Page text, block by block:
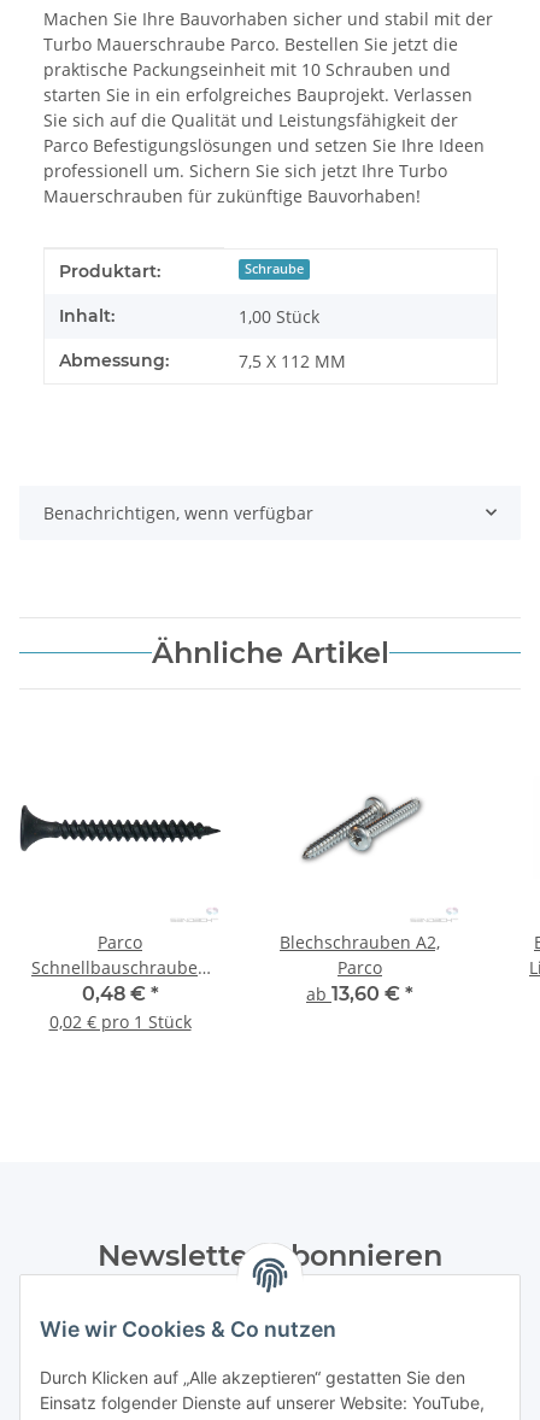
Wie wir Cookies & Co nutzen
Durch Klicken auf „Alle akzeptieren“ gestatten Sie den
Einsatz folgender Dienste auf unserer Website: YouTube,
Machen Sie Ihre Bauvorhaben sicher und stabil mit der
Turbo Mauerschraube Parco. Bestellen Sie jetzt die
praktische Packungseinheit mit 10 Schrauben und
starten Sie in ein erfolgreiches Bauprojekt. Verlassen
Sie sich auf die Qualität und Leistungsfähigkeit der
Parco Befestigungslösungen und setzen Sie Ihre Ideen
professionell um. Sichern Sie sich jetzt Ihre Turbo
Mauerschrauben für zukünftige Bauvorhaben!
Produkteigenschaft
Wert
Produktart: Schraube
Inhalt: 1,00 Stück
Abmessung: 7,5 X 112 MM
Benachrichtigen, wenn verfügbar
Ähnliche Artikel
Parco
Schnellbauschrauben
3,9 x 30 mm mit
Feingewinde, Typ 140 -
0,48 € *
0,02 € pro 1 Stück
Blechschrauben A2,
Parco
ab 13,60 € *
Newsletter Abonnieren
Datenschutzerklärungregelmäßig und jederzeit widerruflich
Abonnieren